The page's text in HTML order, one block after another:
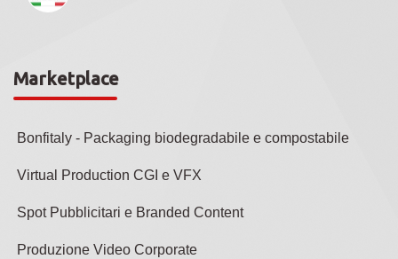
Marketplace
Bonfitaly - Packaging biodegradabile e compostabile
Virtual Production CGI e VFX
Spot Pubblicitari e Branded Content
Produzione Video Corporate